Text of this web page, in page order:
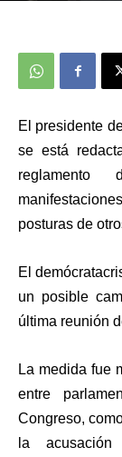
El presidente
se está
posturas de
El
un posible
última reunión
La medida fue
entre
Congreso,
la